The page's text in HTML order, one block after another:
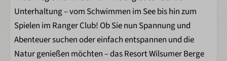
Ranger Club
Entertainment
Unterhaltung – vom Schwimmen im See bis hin zum
Spielen im Ranger Club! Ob Sie nun Spannung und
Abenteuer suchen oder einfach entspannen und die
Natur genießen möchten – das Resort Wilsumer Berge